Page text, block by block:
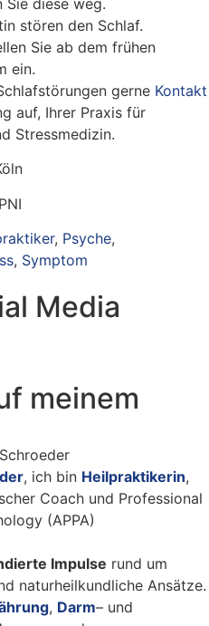
Sie diese weg.
stören den Schlaf.
Sie ab dem frühen
ein.
gerne Kontakt
auf, Ihrer Praxis für
Stressmedizin.
, Psyche,
, Symptom
Media
meinem
, ich bin Heilpraktikerin,
Coach und Professional
(APPA)
Impulse rund um
naturheilkundliche Ansätze.
, Darm– und